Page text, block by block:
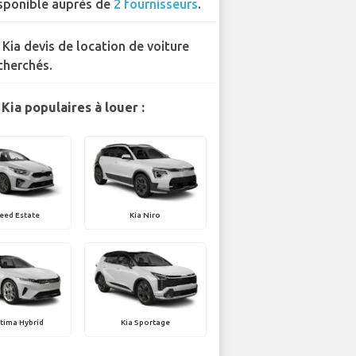
auprès de 2 fournisseurs.
Kia devis de location de voiture
populaires à louer :
Estate Kia Niro
Hybrid Kia Sportage